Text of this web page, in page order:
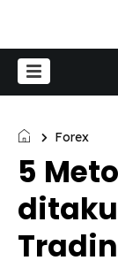
Forex
5